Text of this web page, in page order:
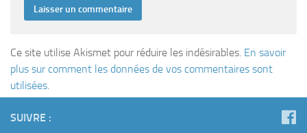
Ce site utilise Akismet pour réduire les indésirables. En savoir
plus sur comment les données de vos commentaires sont
utilisées.
SUIVRE :